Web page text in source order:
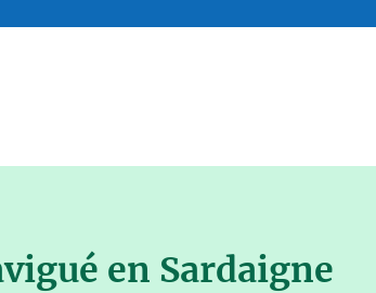
en Sardaigne